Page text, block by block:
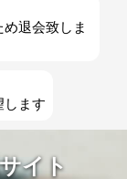
退会致しま
します
イト